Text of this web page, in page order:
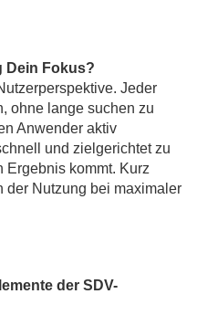
Dein Fokus?
Jeder
ohne lange suchen zu
Anwender aktiv
und zielgerichtet zu
Ergebnis kommt. Kurz
der Nutzung bei maximaler
der SDV-